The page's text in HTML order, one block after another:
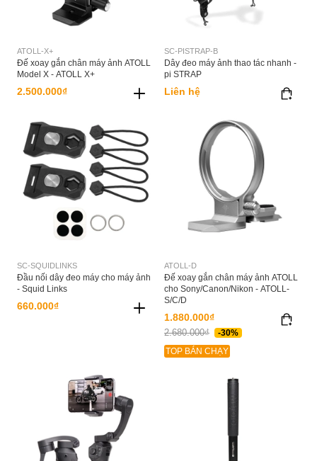
ATOLL-X+
Đế xoay gắn chân máy ảnh ATOLL
Model X - ATOLL X+
2.500.000₫
SC-PISTRAP-B
Dây đeo máy ảnh thao tác nhanh -
pi STRAP
Liên hệ
SC-SQUIDLINKS
Đầu nối dây đeo máy cho máy ảnh
- Squid Links
660.000₫
ATOLL-D
Đế xoay gắn chân máy ảnh ATOLL
cho Sony/Canon/Nikon - ATOLL-
S/C/D
1.880.000₫
2.680.000₫
-30%
TOP BÁN CHẠY